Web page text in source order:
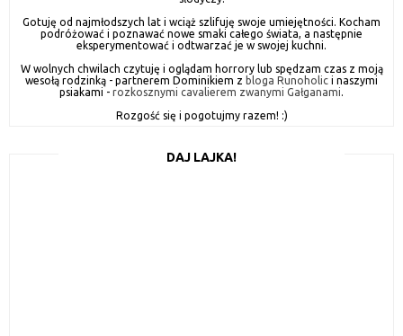
Gotuję od najmłodszych lat i wciąż szlifuję swoje umiejętności. Kocham
podróżować i poznawać nowe smaki całego świata, a następnie
eksperymentować i odtwarzać je w swojej kuchni.
W wolnych chwilach czytuję i oglądam horrory lub spędzam czas z moją
wesołą rodzinką - partnerem Dominikiem z bloga Runoholic i naszymi
psiakami - rozkosznymi cavalierem zwanymi Gałganami.
Rozgość się i pogotujmy razem! :)
DAJ LAJKA!